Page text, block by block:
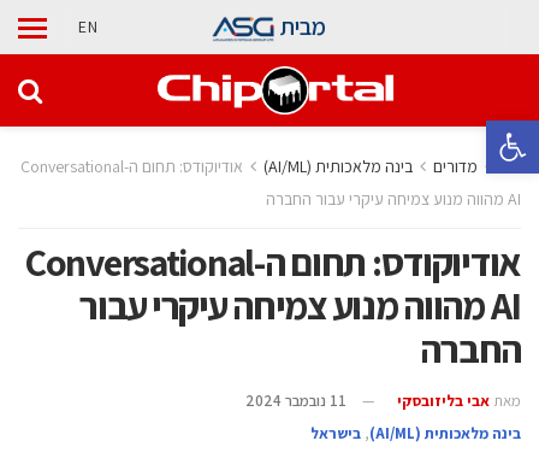
פתח סרגל נגישות
מבית EN
בית מדורים בינה מלאכותית (AI/ML)
אודיוקודס: תחום ה-Conversational
AI מהווה מנוע צמיחה עיקרי עבור החברה
אודיוקודס: תחום ה-Conversational
AI מהווה מנוע צמיחה עיקרי עבור
החברה
מאת אבי בליזובסקי
11 נובמבר 2024
בינה מלאכותית (AI/ML)
, בישראל